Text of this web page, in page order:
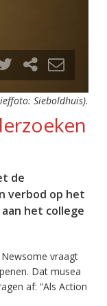
Sieboldhuis).
de
verbod op het
het college
vraagt
Dat musea
af: “Als Action